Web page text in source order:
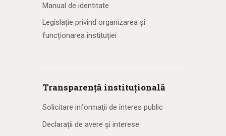
Manual de identitate
Legislație privind organizarea și
funcționarea instituției
Transparență instituțională
Solicitare informaţii de interes public
Declarații de avere și interese